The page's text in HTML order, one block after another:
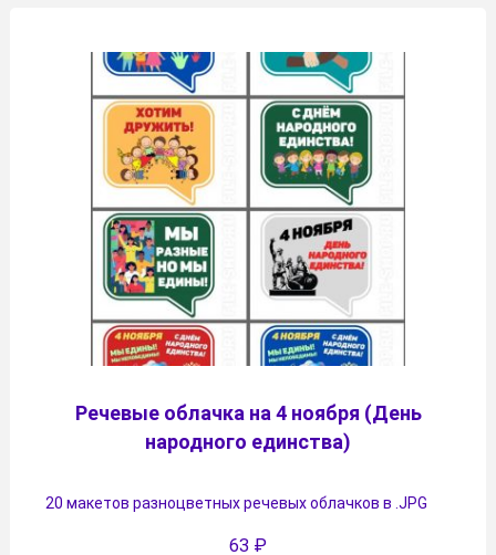
Речевые облачка на 4 ноября (День
народного единства)
20 макетов разноцветных речевых облачков в .JPG
63 ₽